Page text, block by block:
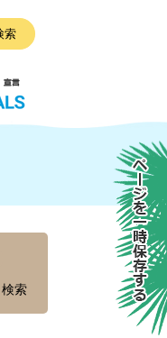
索
索
ページを一時保存する